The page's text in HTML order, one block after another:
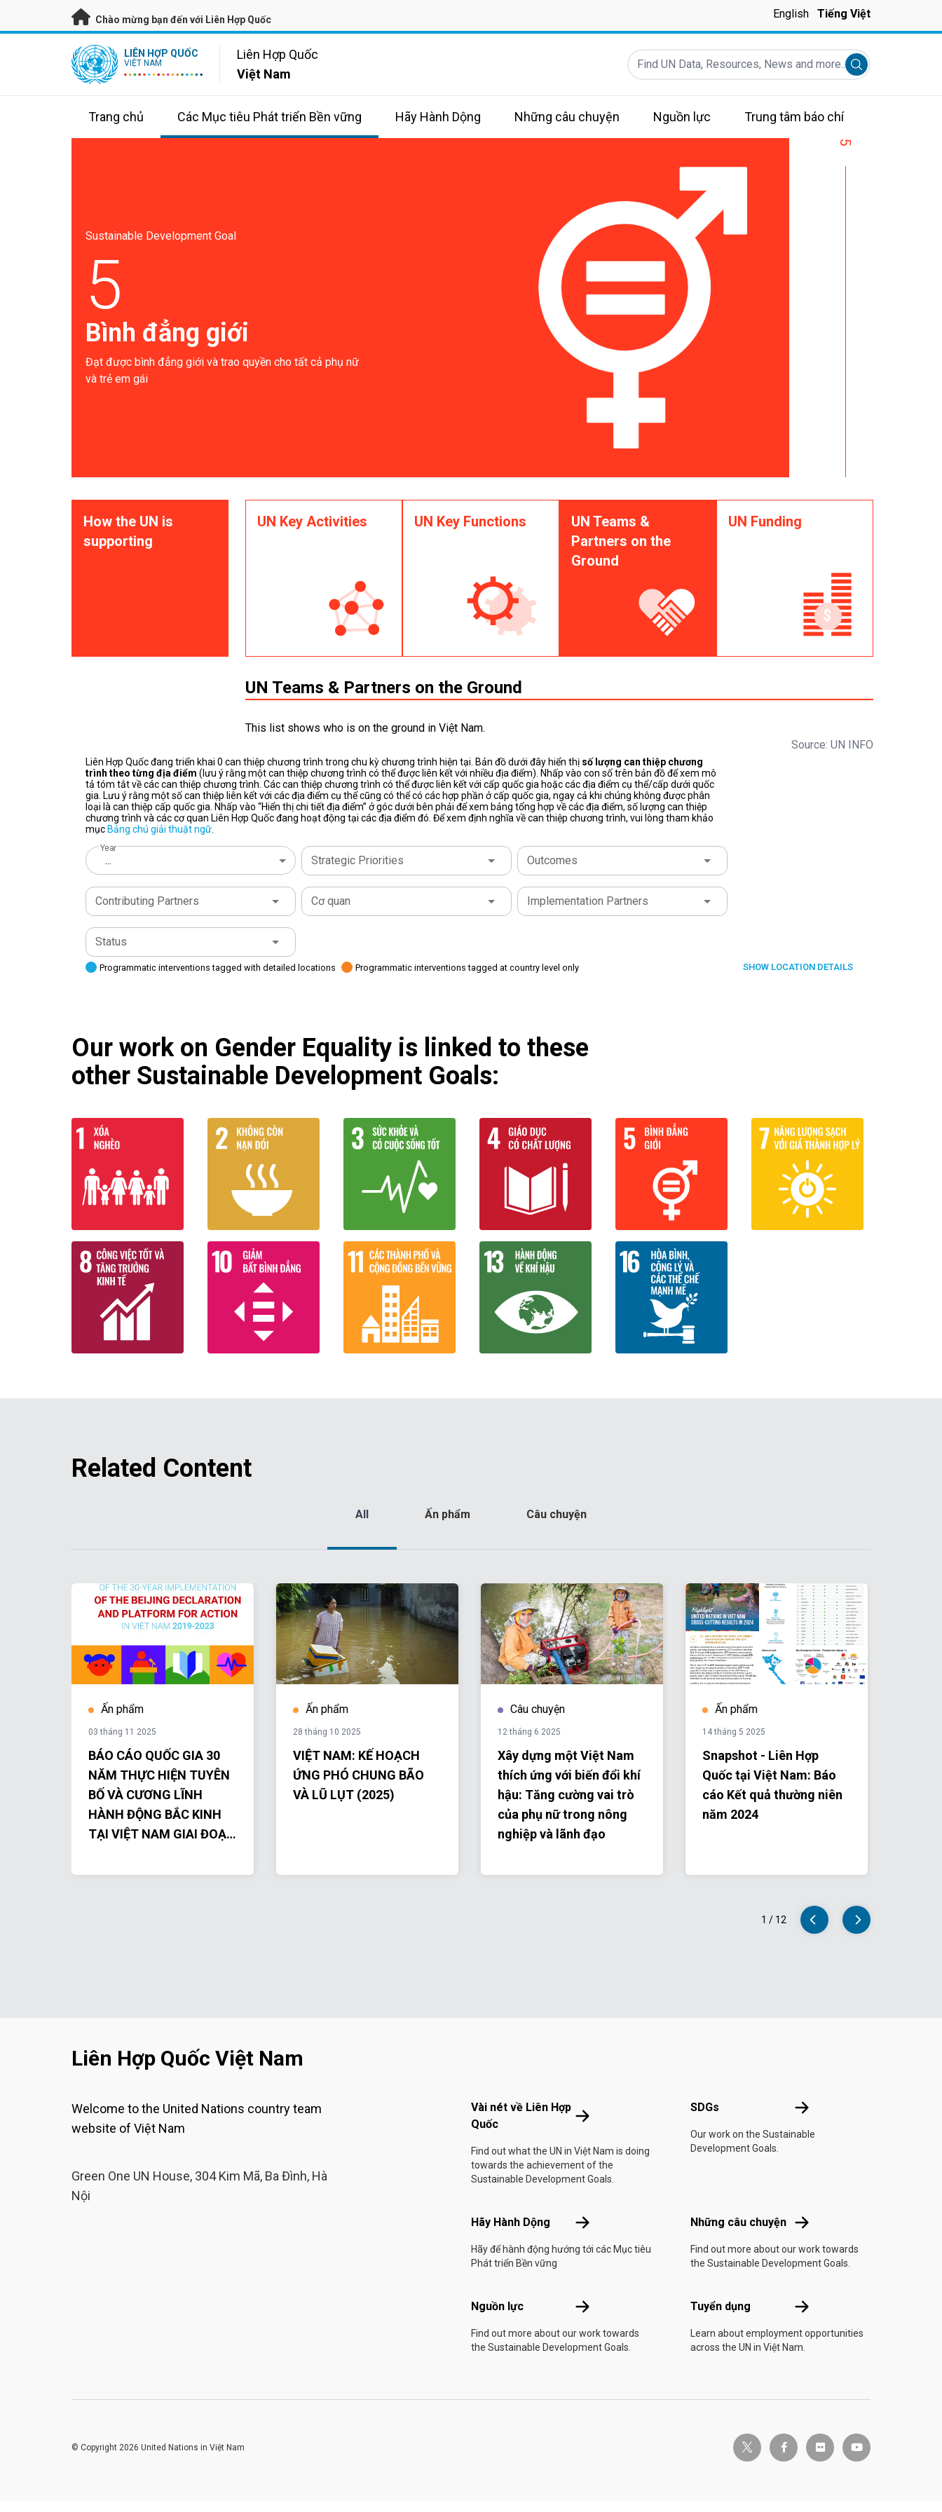
Bỏ qua đến nội dung chính
Chào mừng bạn đến với Liên Hợp Quốc English Tiếng Việt
UN Logo LIÊN HỢP QUỐC
VIỆT NAM
Liên Hợp Quốc
Việt Nam
Find UN Data, Resources, News and more...
Submit search
Trang chủ Các Mục tiêu Phát triển Bền vững Hãy Hành Dộng Những câu chuyện Nguồn lực Trung tâm báo chí
Sustainable Development Goal
5
Bình đẳng giới
Đạt được bình đẳng giới và trao quyền cho tất cả phụ nữ
và trẻ em gái
5
How the UN is
supporting
UN Key Activities UN Key Functions
UN Teams &
Partners on the
Ground
UN Funding
UN Teams & Partners on the Ground
This list shows who is on the ground in Việt Nam.
Source: UN INFO
Liên Hợp Quốc đang triển khai 0 can thiệp chương trình trong chu kỳ chương trình hiện tại. Bản đồ dưới đây hiển thị số lượng can thiệp chương
trình theo từng địa điểm (lưu ý rằng một can thiệp chương trình có thể được liên kết với nhiều địa điểm). Nhấp vào con số trên bản đồ để xem mô
tả tóm tắt về các can thiệp chương trình. Các can thiệp chương trình có thể được liên kết với cấp quốc gia hoặc các địa điểm cụ thể/cấp dưới quốc
gia. Lưu ý rằng một số can thiệp liên kết với các địa điểm cụ thể cũng có thể có các hợp phần ở cấp quốc gia, ngay cả khi chúng không được phân
loại là can thiệp cấp quốc gia. Nhấp vào “Hiển thị chi tiết địa điểm” ở góc dưới bên phải để xem bảng tổng hợp về các địa điểm, số lượng can thiệp
chương trình và các cơ quan Liên Hợp Quốc đang hoạt động tại các địa điểm đó. Để xem định nghĩa về can thiệp chương trình, vui lòng tham khảo
mục Bảng chú giải thuật ngữ
Year
... Strategic Priorities Outcomes
Contributing Partners Cơ quan Implementation Partners
Status
Programmatic interventions tagged with detailed locations Programmatic interventions tagged at country level only SHOW LOCATION DETAILS
Our work on Gender Equality is linked to these
other Sustainable Development Goals:
Related Content
All Ấn phẩm Câu chuyện
Ấn phẩm
03 tháng 11 2025
BÁO CÁO QUỐC GIA 30
NĂM THỰC HIỆN TUYÊN
BỐ VÀ CƯƠNG LĨNH
HÀNH ĐỘNG BẮC KINH
TẠI VIỆT NAM GIAI ĐOẠN
Ấn phẩm
28 tháng 10 2025
VIỆT NAM: KẾ HOẠCH
ỨNG PHÓ CHUNG BÃO
VÀ LŨ LỤT (2025)
Câu chuyện
12 tháng 6 2025
Xây dựng một Việt Nam
thích ứng với biến đổi khí
hậu: Tăng cường vai trò
của phụ nữ trong nông
nghiệp và lãnh đạo
Ấn phẩm
14 tháng 5 2025
Snapshot - Liên Hợp
Quốc tại Việt Nam: Báo
cáo Kết quả thường niên
năm 2024
1 / 12
Liên Hợp Quốc Việt Nam
Welcome to the United Nations country team
website of Việt Nam
Green One UN House, 304 Kim Mã, Ba Đình, Hà
Nội
Vài nét về Liên Hợp
Quốc
Vài nét về Liên Hợp Quốc
Find out what the UN in Việt Nam is doing
towards the achievement of the
Sustainable Development Goals.
SDGs SDGs
Our work on the Sustainable
Development Goals.
Hãy Hành Dộng Hãy Hành Dộng
Hãy để hành động hướng tới các Mục tiêu
Phát triển Bền vững
Những câu chuyện Những câu chuyện
Find out more about our work towards
the Sustainable Development Goals.
Nguồn lực Nguồn lực
Find out more about our work towards
the Sustainable Development Goals.
Tuyển dụng Tuyển dụng
Learn about employment opportunities
across the UN in Việt Nam.
twitter-x facebook-fflickr youtube
© Copyright 2026 United Nations in Việt Nam